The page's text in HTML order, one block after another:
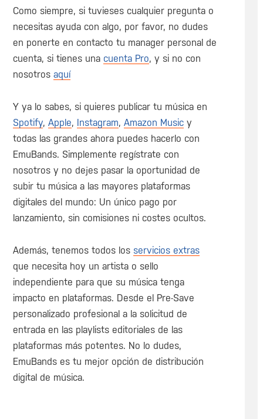
Como siempre, si tuvieses cualquier pregunta o
necesitas ayuda con algo, por favor, no dudes
en ponerte en contacto tu manager personal de
cuenta, si tienes una cuenta Pro, y si no con
nosotros aquí
Y ya lo sabes, si quieres publicar tu música en
Spotify, Apple, Instagram, Amazon Musicy
todas las grandes ahora puedes hacerlo con
EmuBands. Simplemente regístrate con
nosotros y no dejes pasar la oportunidad de
subir tu música a las mayores plataformas
digitales del mundo: Un único pago por
lanzamiento, sin comisiones ni costes ocultos.
Además, tenemos todos los servicios extras
que necesita hoy un artista o sello
independiente para que su música tenga
impacto en plataformas. Desde el Pre-Save
personalizado profesional a la solicitud de
entrada en las playlists editoriales de las
plataformas más potentes. No lo dudes,
EmuBands es tu mejor opción de distribución
digital de música.